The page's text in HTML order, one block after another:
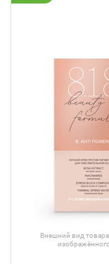
Внешний вид